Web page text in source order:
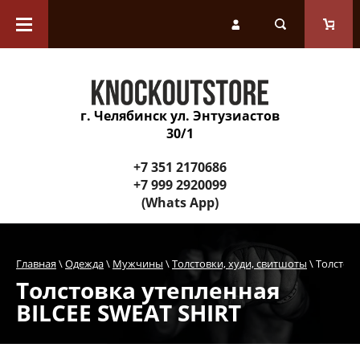
Защитное снаряжение
Инвентарь для тренера
Спортивные снаряды и
Одежда
г. Челябинск ул. Энтузиастов
30/1
+7 351 2170686
+7 999 2920099
(Whats App)
Главная \ Одежда \ Мужчины \ Толстовки, худи, свитшоты \
Толстовка утепленная
BILCEE SWEAT SHIRT